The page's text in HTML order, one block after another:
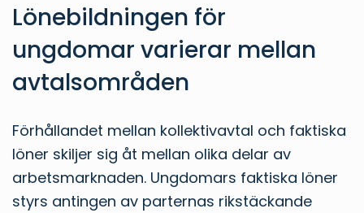
Lönebildningen för
ungdomar varierar mellan
avtalsområden
Förhållandet mellan kollektivavtal och faktiska
löner skiljer sig åt mellan olika delar av
arbetsmarknaden. Ungdomars faktiska löner
styrs antingen av parternas rikstäckande